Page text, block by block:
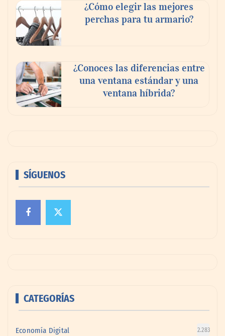
¿Cómo elegir las mejores
perchas para tu armario?
¿Conoces las diferencias entre
una ventana estándar y una
ventana híbrida?
SÍGUENOS
CATEGORÍAS
Economía Digital 2.283